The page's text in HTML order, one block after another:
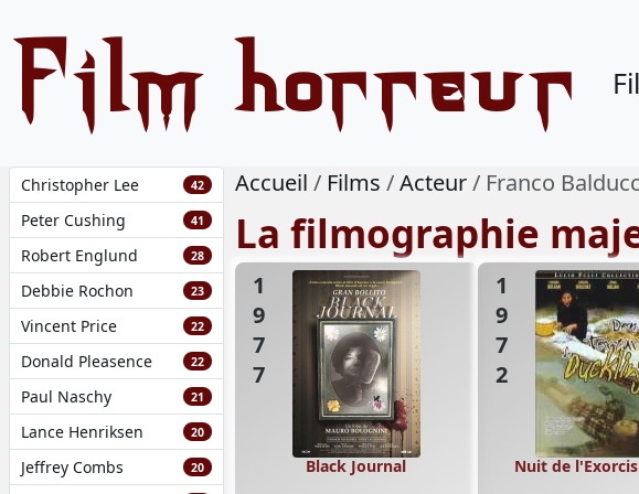
Film horreur
Christopher Lee 42
Peter Cushing 41
Robert Englund 28
Debbie Rochon 23
Vincent Price 22
Donald Pleasence 22
Paul Naschy 21
Lance Henriksen 20
Jeffrey Combs 20
Accueil Films Acteur Franco
La filmographie
1977
Black Journal
1972
Nuit de